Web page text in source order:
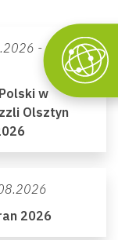
-
w
Olsztyn
2026